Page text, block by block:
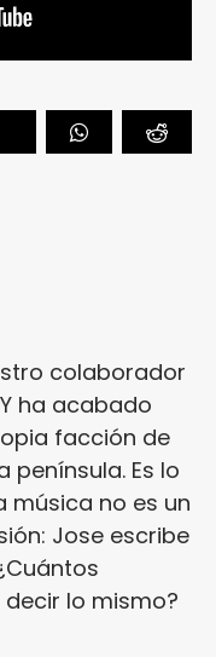
colaborador
ha acabado
facción de
península. Es lo
música no es un
Jose escribe
lo mismo?